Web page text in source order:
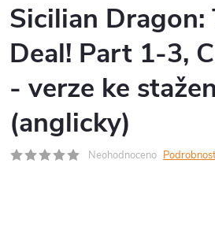
Sicilian Dragon:
Deal! Part 1-3,
- verze ke
(anglicky)
Neohodnoceno